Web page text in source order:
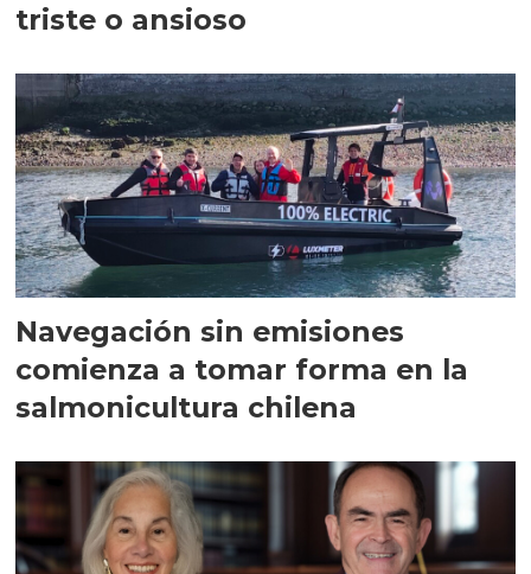
triste o ansioso
Navegación sin emisiones
comienza a tomar forma en la
salmonicultura chilena